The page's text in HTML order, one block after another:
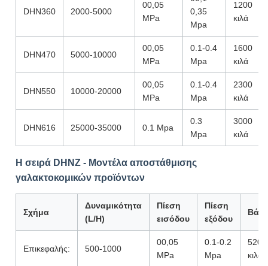
DHN360 2000-5000
00,05
MPa
0,35
Mpa
1200
κιλά
DHN470 5000-10000
00,05
MPa
0.1-0.4
Mpa
1600
κιλά
DHN550 10000-20000
00,05
MPa
0.1-0.4
Mpa
2300
κιλά
DHN616 25000-35000 0.1 Mpa
0.3
Mpa
3000
κιλά
Η σειρά DHNZ - Μοντέλα αποστάθμισης
γαλακτοκομικών προϊόντων
Σχήμα
Δυναμικότητα
(L/H)
Πίεση
εισόδου
Πίεση
εξόδου
Επικεφαλής: 500-1000
00,05
MPa
0.1-0.2
Mpa
520
κιλά